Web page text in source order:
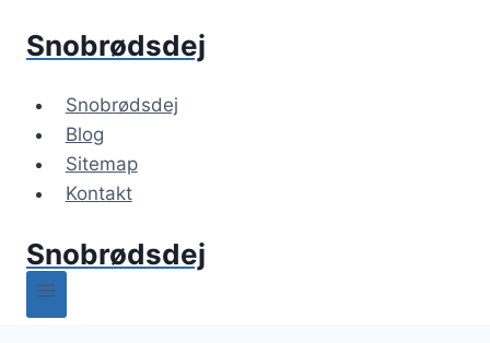
Snobrødsdej
Snobrødsdej
Blog
Sitemap
Kontakt
Snobrødsdej